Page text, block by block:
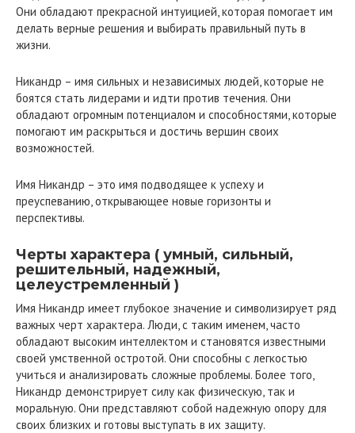
Они обладают прекрасной интуицией, которая помогает им
делать верные решения и выбирать правильный путь в
жизни.
Никандр – имя сильных и независимых людей, которые не
боятся стать лидерами и идти против течения. Они
обладают огромным потенциалом и способностями, которые
помогают им раскрыться и достичь вершин своих
возможностей.
Имя Никандр – это имя подводящее к успеху и
преуспеванию, открывающее новые горизонты и
перспективы.
Черты характера ( умный, сильный,
решительный, надежный,
целеустремленный )
Имя Никандр имеет глубокое значение и символизирует ряд
важных черт характера. Люди, с таким именем, часто
обладают высоким интеллектом и становятся известными
своей умственной остротой. Они способны с легкостью
учиться и анализировать сложные проблемы. Более того,
Никандр демонстрирует силу как физическую, так и
моральную. Они представляют собой надежную опору для
своих близких и готовы выступать в их защиту.